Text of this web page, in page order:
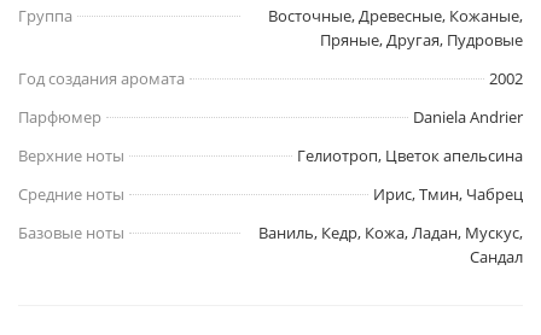
Группа
Восточные, Древесные, Кожаные,
Пряные, Другая, Пудровые
Год создания аромата
2002
Парфюмер
Daniela Andrier
Верхние ноты
Гелиотроп, Цветок апельсина
Средние ноты
Ирис, Тмин, Чабрец
Базовые ноты
Ваниль, Кедр, Кожа, Ладан, Мускус,
Сандал